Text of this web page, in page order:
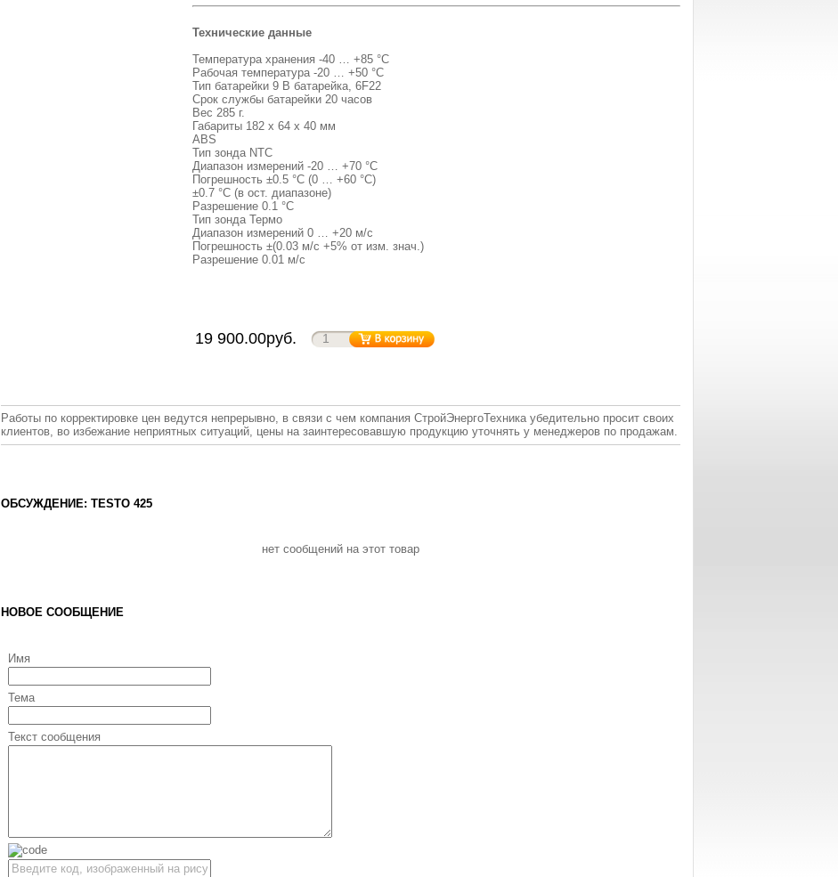
Технические данные
Температура хранения -40 … +85 °C
Рабочая температура -20 … +50 °C
Тип батарейки 9 В батарейка, 6F22
Срок службы батарейки 20 часов
Вес 285 г.
Габариты 182 x 64 x 40 мм
ABS
Тип зонда NTC
Диапазон измерений -20 … +70 °C
Погрешность ±0.5 °C (0 … +60 °C)
±0.7 °C (в ост. диапазоне)
Разрешение 0.1 °C
Тип зонда Термо
Диапазон измерений 0 … +20 м/с
Погрешность ±(0.03 м/с +5% от изм. знач.)
Разрешение 0.01 м/с
19 900.00руб.
Работы по корректировке цен ведутся непрерывно, в связи с чем компания СтройЭнергоТехника убедительно просит своих
клиентов, во избежание неприятных ситуаций, цены на заинтересовавшую продукцию уточнять у менеджеров по продажам.
ОБСУЖДЕНИЕ: TESTO 425
нет сообщений на этот товар
НОВОЕ СООБЩЕНИЕ
Имя
Тема
Текст сообщения